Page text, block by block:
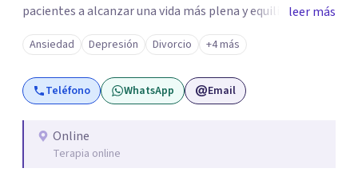
pacientes a alcanzar una vida más plena y equilibrada. Si
estás atravesando una crisis y sentís que necesitás ayuda
o quisieras profundizar en tu autoconocimiento, te invito
a que me contactes para acompañarte en el proceso.
leer más
Ansiedad Depresión Divorcio +4 más
Teléfono WhatsApp Email
Online
Terapia online